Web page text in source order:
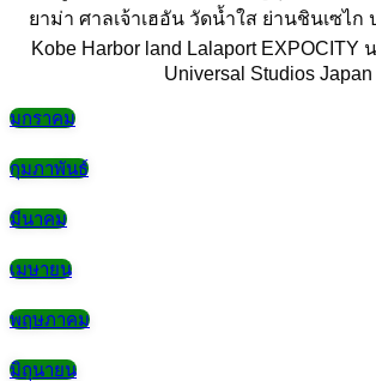
ยาม่า ศาลเจ้าเฮอัน วัดน้ำใส ย่านชินเซไก
Kobe Harbor land Lalaport EXPOCITY
Universal Studios Japan
มกราคม
กุมภาพันธ์
มีนาคม
เมษายน
พฤษภาคม
มิถุนายน